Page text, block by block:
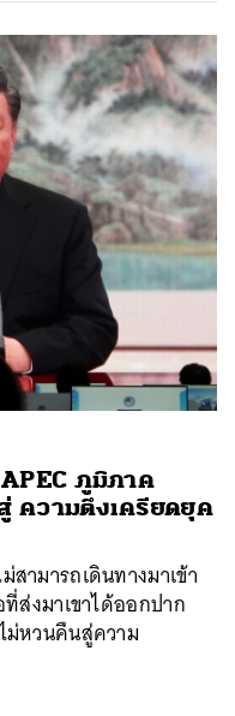
ภูมิภาค
ความตึงเครียดยุค
ามารถเดินทางมาเข้า
ส่งมาเขาได้ออกปาก
ม่หวนคืนสู่ความ